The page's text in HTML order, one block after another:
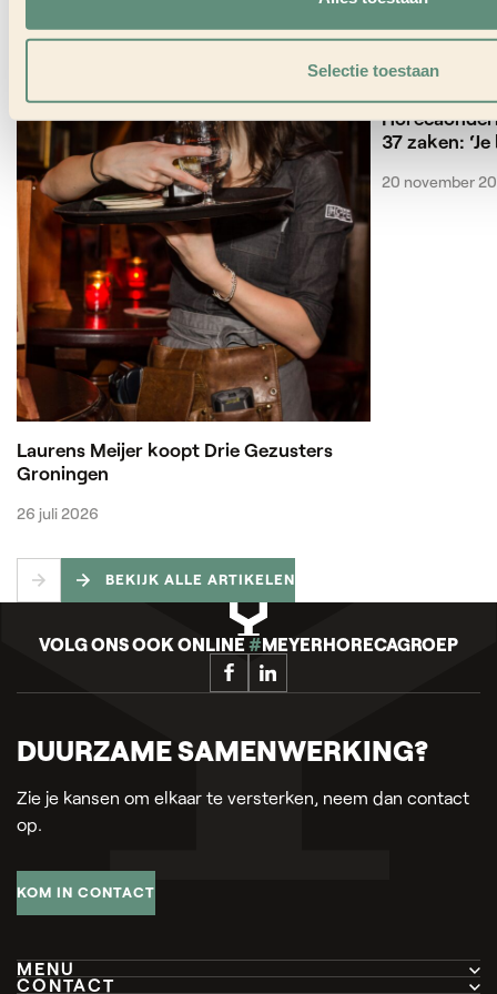
Selectie toestaan
BEKIJK ALLE ARTIKELEN
Laurens Meijer koopt Drie Gezusters
Groningen
26 juli 2026
37 zaken:
20 november
VOLG ONS OOK ONLINE#MEYERHORECAGROEP
DUURZAME SAMENWERKING?
Zie je kansen om elkaar te versterken, neem dan contact
op.
KOM IN CONTACT
MENU
CONTACT